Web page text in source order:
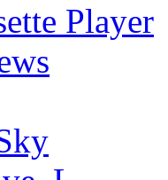
Player